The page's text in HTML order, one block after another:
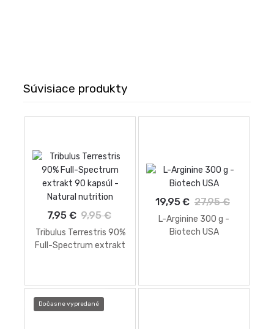
Súvisiace produkty
7,95 € 9,95 €
Tribulus Terrestris 90%
Full-Spectrum extrakt
19,95 € 27,95 €
L-Arginine 300 g -
Biotech USA
Dočasne vypredané